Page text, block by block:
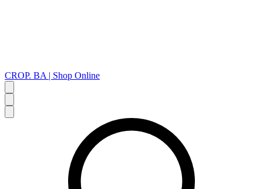
CROP. BA | Shop Online